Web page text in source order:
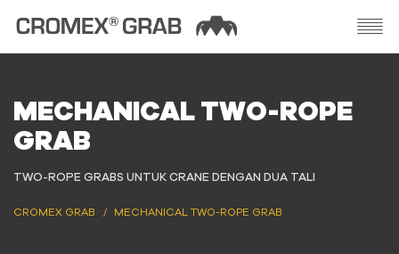
MECHANICAL TWO-ROPE
GRAB
TWO-ROPE GRABS UNTUK CRANE DENGAN DUA TALI
CROMEX GRAB MECHANICAL TWO-ROPE GRAB